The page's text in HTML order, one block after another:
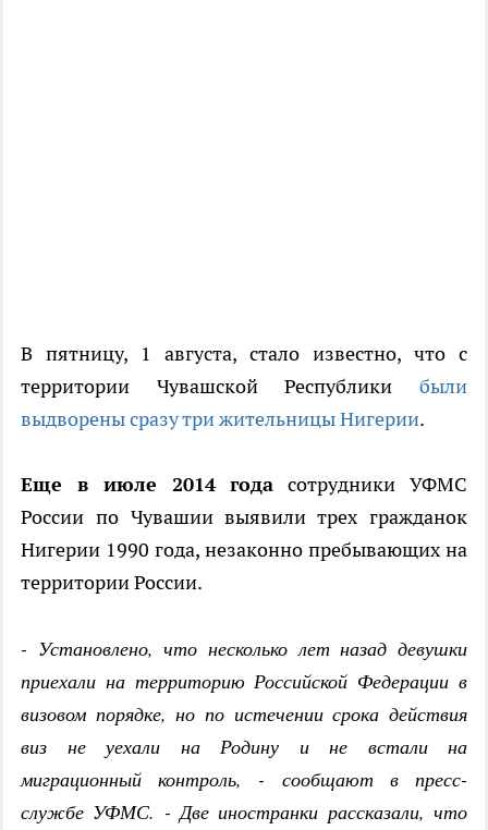
В пятницу, 1 августа, стало известно, что с
территории Чувашской Республики были
выдворены сразу три жительницы Нигерии.
Еще в июле 2014 года сотрудники УФМС
России по Чувашии выявили трех гражданок
Нигерии 1990 года, незаконно пребывающих на
территории России.
- Установлено, что несколько лет назад девушки
приехали на территорию Российской Федерации в
визовом порядке, но по истечении срока действия
виз не уехали на Родину и не встали на
миграционный контроль, - сообщают в пресс-
службе УФМС. - Две иностранки рассказали, что